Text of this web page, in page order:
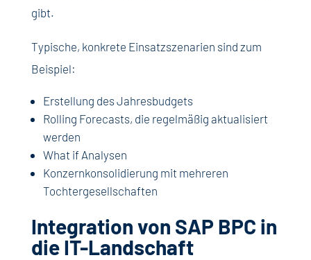
gibt.
Typische, konkrete Einsatzszenarien sind zum
Beispiel:
Erstellung des Jahresbudgets
Rolling Forecasts, die regelmäßig aktualisiert
werden
What if Analysen
Konzernkonsolidierung mit mehreren
Tochtergesellschaften
Integration von SAP BPC in
die IT-Landschaft